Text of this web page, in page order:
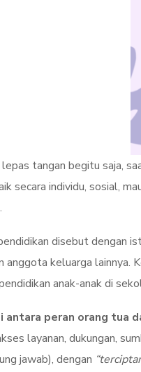
tangan begitu saja,
secara individu, sosial,
disebut dengan
anggota keluarga lainnya.
anak-anak di
antara peran orang tua
layanan, dukungan,
jawab), dengan